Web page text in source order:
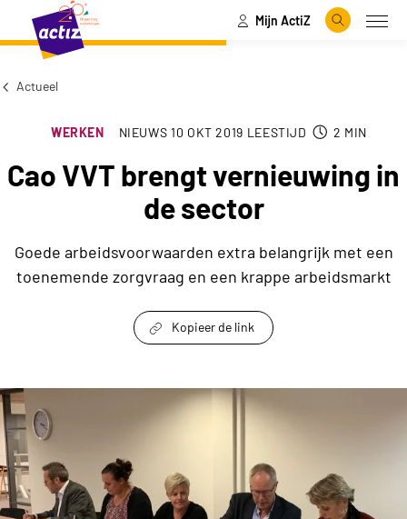
Naar hoofdinhoud
Naar menu Mijn ActiZ
Zoeken
Actueel
WERKEN NIEUWS 10 OKT 2019 LEESTIJD 2 MIN
Cao VVT brengt vernieuwing in
de sector
Goede arbeidsvoorwaarden extra belangrijk met een
toenemende zorgvraag en een krappe arbeidsmarkt
Kopieer de link
Cao VVT brengt vernieuwing in de sector